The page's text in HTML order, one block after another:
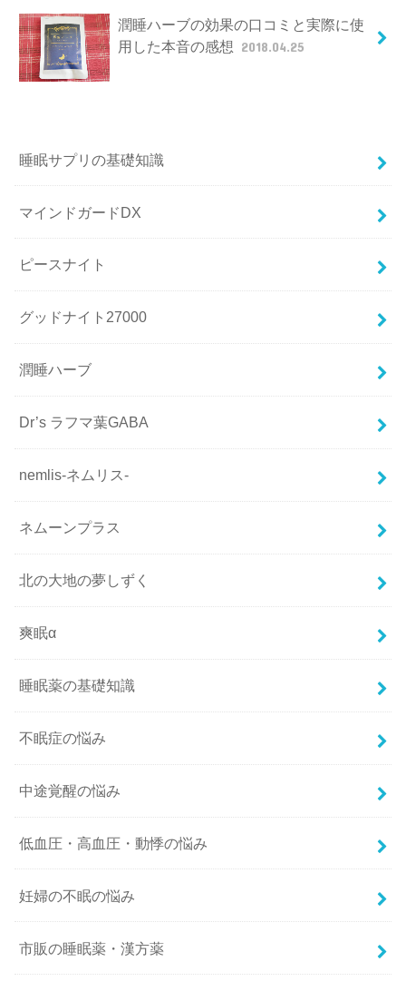
潤睡ハーブの効果の口コミと実際に使
用した本音の感想 2018.04.25
睡眠サプリの基礎知識
マインドガードDX
ピースナイト
グッドナイト27000
潤睡ハーブ
Dr’s ラフマ葉GABA
nemlis-ネムリス-
ネムーンプラス
北の大地の夢しずく
爽眠α
睡眠薬の基礎知識
不眠症の悩み
中途覚醒の悩み
低血圧・高血圧・動悸の悩み
妊婦の不眠の悩み
市販の睡眠薬・漢方薬